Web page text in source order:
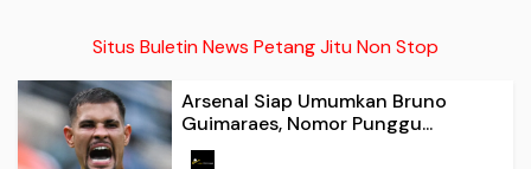
Situs Buletin News Petang Jitu Non Stop
Arsenal Siap Umumkan Bruno
Guimaraes, Nomor Punggu...